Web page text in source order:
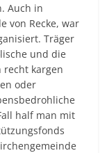
Auch in
von Recke, war
Träger
und die
recht kargen
oder
half man mit